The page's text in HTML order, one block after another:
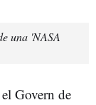
una 'NASA
Govern de